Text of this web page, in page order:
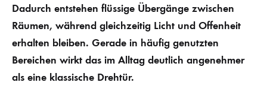
Dadurch entstehen flüssige Übergänge zwischen
Räumen, während gleichzeitig Licht und Offenheit
erhalten bleiben. Gerade in häufig genutzten
Bereichen wirkt das im Alltag deutlich angenehmer
als eine klassische Drehtür.